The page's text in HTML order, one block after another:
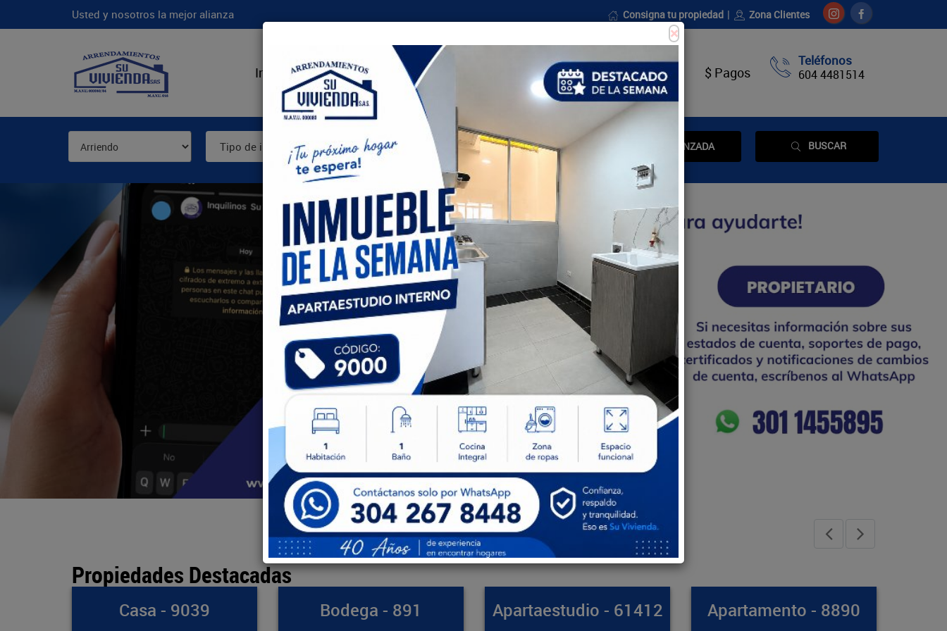
Usted y nosotros la mejor alianza Consigna tu propiedad Zona Clientes
Teléfonos
604 4481514
Inicio Nosotros Ventas Noticias Contáctenos $ Pagos
Tipo de inmueble Todas las ciudades AVANZADA BUSCAR
×
Propiedades Destacadas
Bodega - 891 Apartaestudio - 61412 Apartamento - 8890 Casa - 8971